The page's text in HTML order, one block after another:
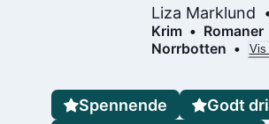
Liza Marklund
Krim
Romaner
Norrbotten
Vis
Spennende
Godt